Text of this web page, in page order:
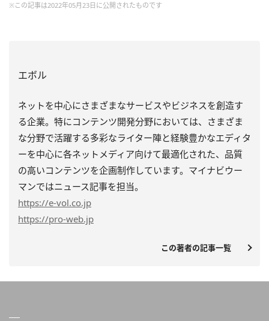
※この記事は2022年05月23日に公開されたものです
エボル
ネットを中心にさまざまなサービスやビジネスを創造す
る企業。特にコンテンツ開発分野においては、さまざま
な分野で活躍する多彩なライター陣と経験豊かなエディタ
ーを中心に各ネットメディア向けて最適化された、品質
の高いコンテンツを企画制作しています。マイナビウー
マンではニュース記事を担当。
https://e-vol.co.jp
https://pro-web.jp
この著者の記事一覧